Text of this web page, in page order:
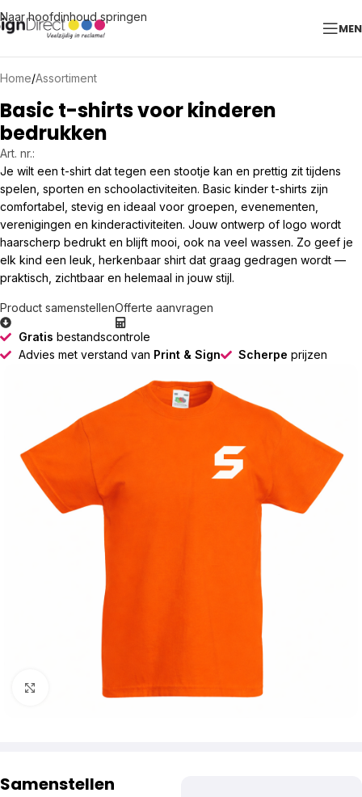
Naar hoofdinhoud springen
Home/Assortiment
Basic t-shirts voor kinderen
bedrukken
Art. nr.:
Je wilt een t-shirt dat tegen een stootje kan en prettig zit tijdens
spelen, sporten en schoolactiviteiten. Basic kinder t-shirts zijn
comfortabel, stevig en ideaal voor groepen, evenementen,
verenigingen en kinderactiviteiten. Jouw ontwerp of logo wordt
haarscherp bedrukt en blijft mooi, ook na veel wassen. Zo geef je
elk kind een leuk, herkenbaar shirt dat graag gedragen wordt —
praktisch, zichtbaar en helemaal in jouw stijl.
Product samenstellenOfferte aanvragen
Gratis bestandscontrole
Advies met verstand van Print & Sign Scherpe prijzen
Samenstellen